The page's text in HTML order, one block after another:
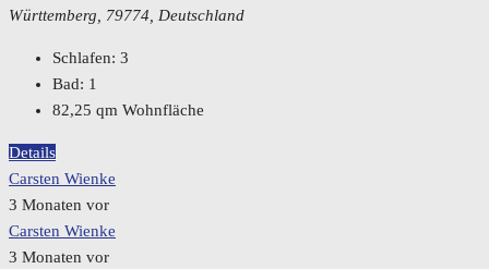
Württemberg, 79774, Deutschland
Schlafen: 3
Bad: 1
82,25 qm Wohnfläche
Details
Carsten Wienke
3 Monaten vor
Carsten Wienke
3 Monaten vor